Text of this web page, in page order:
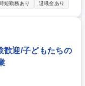
合があれば、自チーム
研修に移行。資格取得
に社内の実技講習会など
な環境！ 【対象物件例】
件が対象で、主にオフィ
】消
間◎出来高賞与有
短勤務あり 退職金あり
歓迎/子どもたちの